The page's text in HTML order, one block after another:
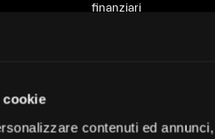
contenuti ed
Reclami, inoltri e
finanziari